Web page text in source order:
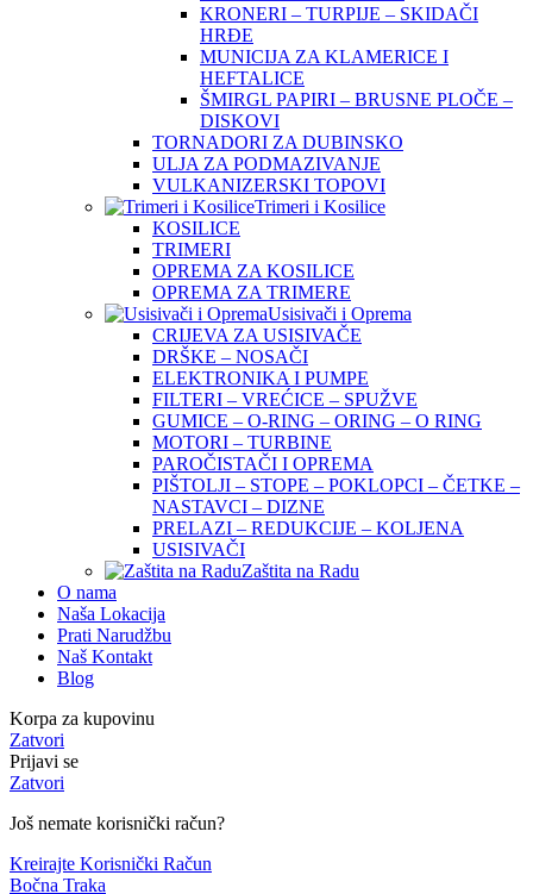
KRONERI – TURPIJE – SKIDAČI
HRĐE
MUNICIJA ZA KLAMERICE I
HEFTALICE
ŠMIRGL PAPIRI – BRUSNE PLOČE –
DISKOVI
TORNADORI ZA DUBINSKO
ULJA ZA PODMAZIVANJE
VULKANIZERSKI TOPOVI
Trimeri i Kosilice
KOSILICE
TRIMERI
OPREMA ZA KOSILICE
OPREMA ZA TRIMERE
Usisivači i Oprema
CRIJEVA ZA USISIVAČE
DRŠKE – NOSAČI
ELEKTRONIKA I PUMPE
FILTERI – VREĆICE – SPUŽVE
GUMICE – O-RING – ORING – O RING
MOTORI – TURBINE
PAROČISTAČI I OPREMA
PIŠTOLJI – STOPE – POKLOPCI – ČETKE –
NASTAVCI – DIZNE
PRELAZI – REDUKCIJE – KOLJENA
USISIVAČI
Zaštita na Radu
O nama
Naša Lokacija
Prati Narudžbu
Naš Kontakt
Blog
Korpa za kupovinu
Zatvori
Prijavi se
Zatvori
Još nemate korisnički račun?
Kreirajte Korisnički Račun
Bočna Traka